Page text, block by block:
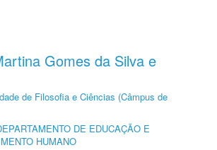
Gomes da Silva e
de Filosofia e Ciências (Câmpus de
DE EDUCAÇÃO E
HUMANO